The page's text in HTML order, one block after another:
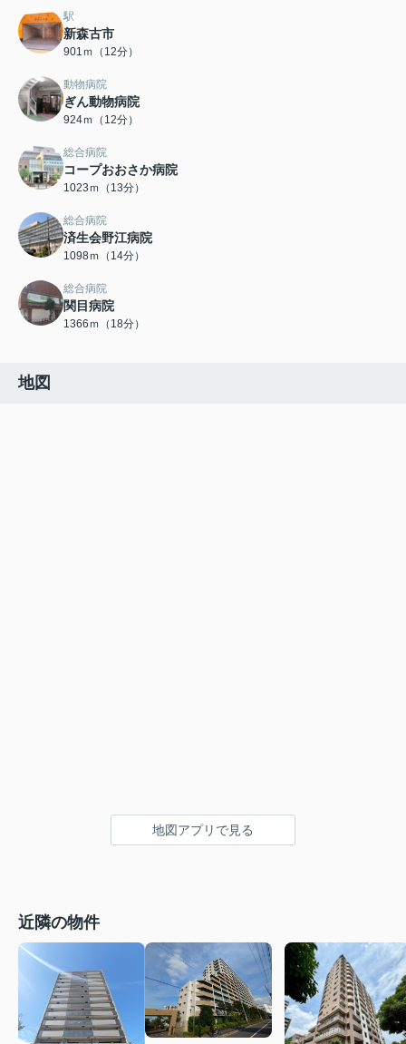
駅
新森古市
901ｍ（12分）
動物病院
ぎん動物病院
924ｍ（12分）
総合病院
コープおおさか病院
1023ｍ（13分）
総合病院
済生会野江病院
1098ｍ（14分）
総合病院
関目病院
1366ｍ（18分）
地図
地図アプリで見る
近隣の物件